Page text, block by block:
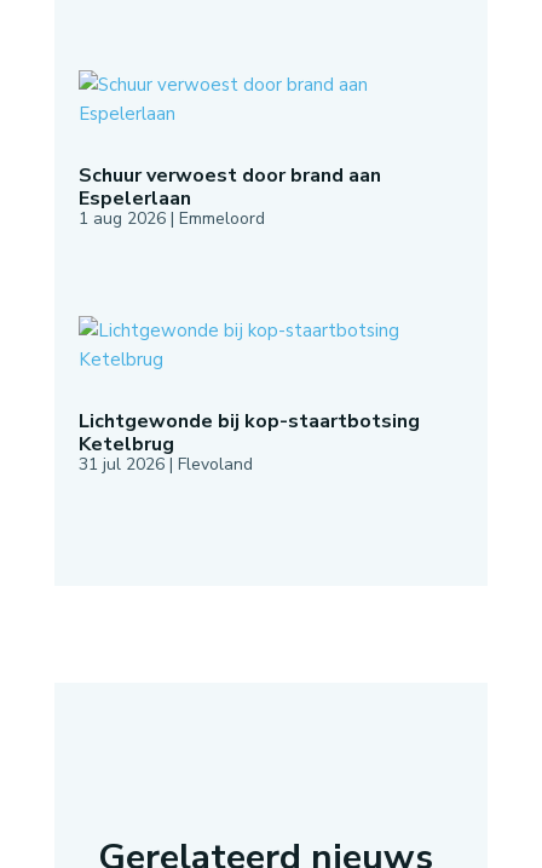
Schuur verwoest door brand aan
Espelerlaan
1 aug 2026| Emmeloord
Lichtgewonde bij kop-staartbotsing
Ketelbrug
31 jul 2026| Flevoland
Gerelateerd nieuws